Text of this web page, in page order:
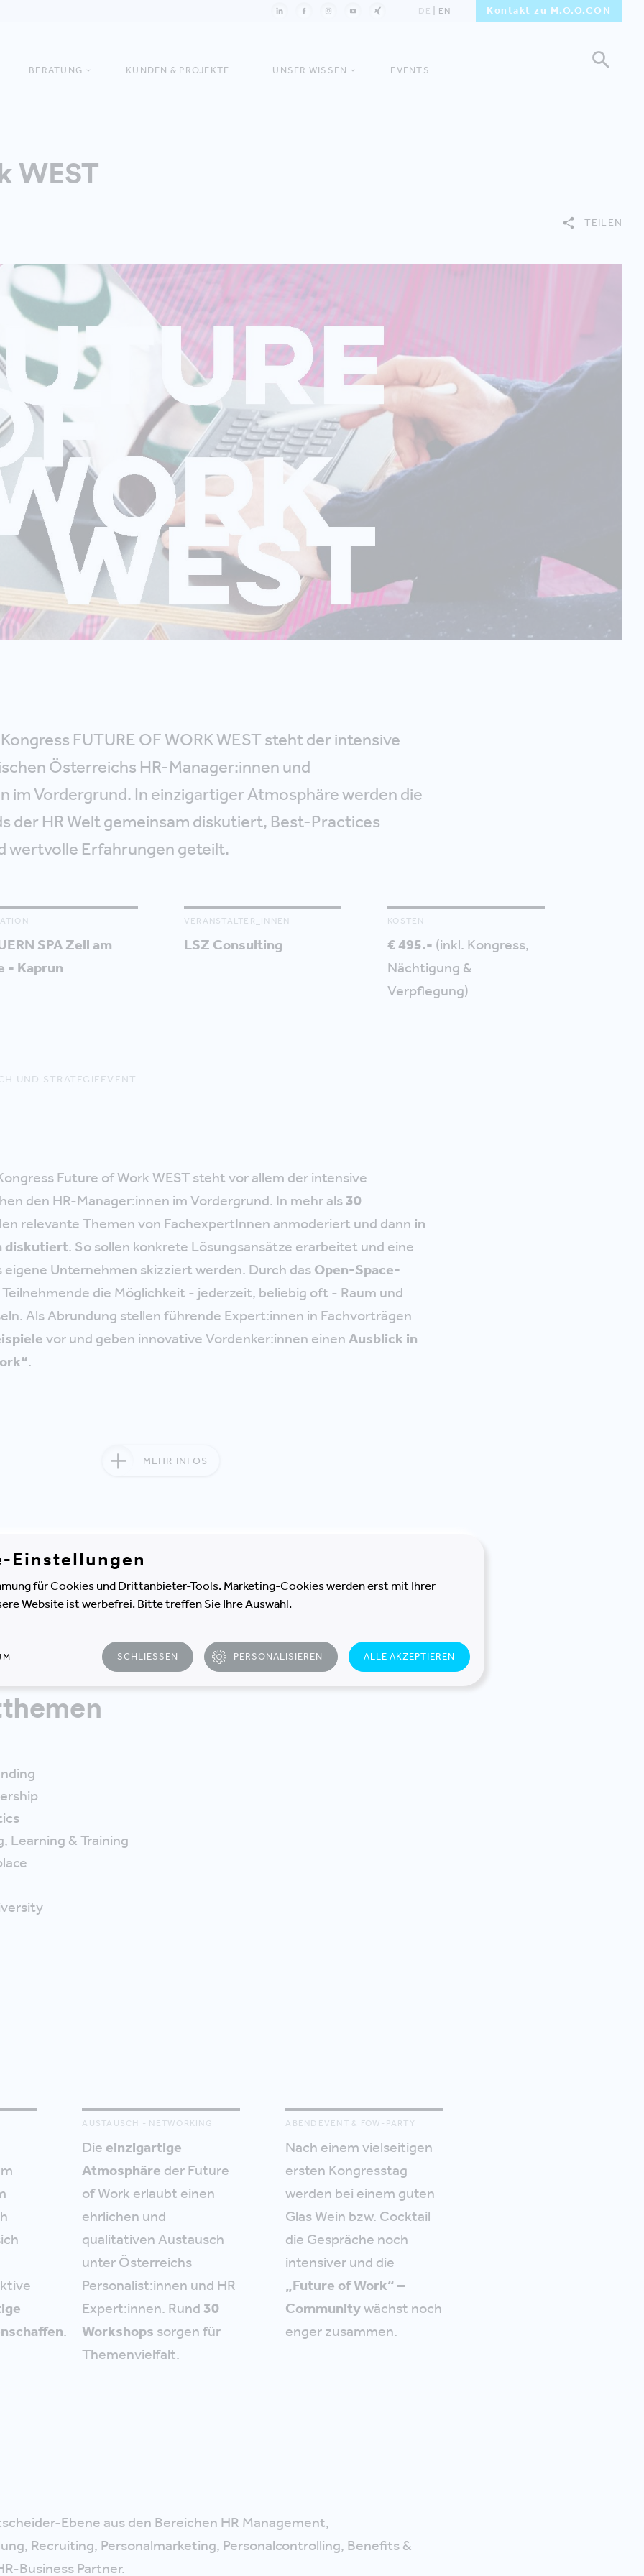
DE EN Kontakt zu M.O.O.CON
BERATUNG KUNDEN & PROJEKTE UNSER WISSEN EVENTS
WEST
TEILEN
FUTURE OF WORK WEST steht der intensive
Österreichs HR-Manager:innen und
im Vordergrund. In einzigartiger Atmosphäre werden die
der HR Welt gemeinsam diskutiert, Best-Practices
wertvolle Erfahrungen geteilt.
SPA Zell am
- Kaprun
VERANSTALTER_INNEN
LSZ Consulting
KOSTEN
€ 495.- (inkl. Kongress,
Nächtigung &
Verpflegung)
UND STRATEGIEEVENT
Future of Work WEST steht vor allem der intensive
den HR-Manager:innen im Vordergrund. In mehr als30
relevante Themen von FachexpertInnen anmoderiert und dann in
diskutiert. So sollen konkrete Lösungsansätze erarbeitet und eine
eigene Unternehmen skizziert werden. Durch das Open-Space-
die Möglichkeit - jederzeit, beliebig oft - Raum und
Als Abrundung stellen führende Expert:innen in Fachvorträgen
vor und geben innovative Vordenker:innen einen Ausblick in
.
MEHR INFOS
"next:work - Der Entwicklung von
geben"
FISCHER & LAURA EGGER, SENIOR CONSULTANTS, M.O.O.CON
Learning & Training
schaffen.
AUSTAUSCH - NETWORKING
Die einzigartige
Atmosphäre der Future
of Work erlaubt einen
ehrlichen und
qualitativen Austausch
unter Österreichs
Personalist:innen und HR
Expert:innen. Rund30
Workshops sorgen für
Themenvielfalt.
ABENDEVENT & FOW-PARTY
Nach einem vielseitigen
ersten Kongresstag
werden bei einem guten
Glas Wein bzw. Cocktail
die Gespräche noch
intensiver und die
„Future of Work“ –
Communitywächst noch
enger zusammen.
Ebene aus den Bereichen HR Management,
Recruiting, Personalmarketing, Personalcontrolling, Benefits &
Business Partner.
Einstellungen
für Cookies und Drittanbieter-Tools. Marketing-Cookies werden erst mit Ihrer
Website ist werbefrei. Bitte treffen Sie Ihre Auswahl.
SCHLIESSEN PERSONALISIEREN ALLE AKZEPTIEREN